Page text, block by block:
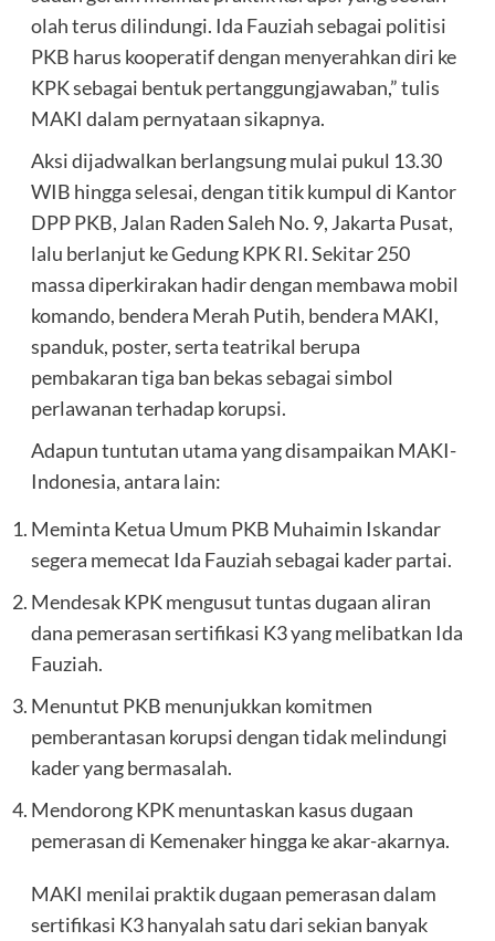
olah terus dilindungi. Ida Fauziah sebagai politisi
PKB harus kooperatif dengan menyerahkan diri ke
KPK sebagai bentuk pertanggungjawaban,” tulis
MAKI dalam pernyataan sikapnya.
Aksi dijadwalkan berlangsung mulai pukul 13.30
WIB hingga selesai, dengan titik kumpul di Kantor
DPP PKB, Jalan Raden Saleh No. 9, Jakarta Pusat,
lalu berlanjut ke Gedung KPK RI. Sekitar 250
massa diperkirakan hadir dengan membawa mobil
komando, bendera Merah Putih, bendera MAKI,
spanduk, poster, serta teatrikal berupa
pembakaran tiga ban bekas sebagai simbol
perlawanan terhadap korupsi.
Adapun tuntutan utama yang disampaikan MAKI-
Indonesia, antara lain:
Meminta Ketua Umum PKB Muhaimin Iskandar
segera memecat Ida Fauziah sebagai kader partai.
Mendesak KPK mengusut tuntas dugaan aliran
dana pemerasan sertifikasi K3 yang melibatkan Ida
Fauziah.
Menuntut PKB menunjukkan komitmen
pemberantasan korupsi dengan tidak melindungi
kader yang bermasalah.
Mendorong KPK menuntaskan kasus dugaan
pemerasan di Kemenaker hingga ke akar-akarnya.
MAKI menilai praktik dugaan pemerasan dalam
sertifikasi K3 hanyalah satu dari sekian banyak